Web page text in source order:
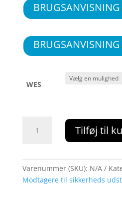
BRUGSANVISNING
BRUGSANVISNING
WES
radio
til
sikkerhedsnet
Tilføj til
Varenummer (SKU): N/A
Modtagere til sikkerheds